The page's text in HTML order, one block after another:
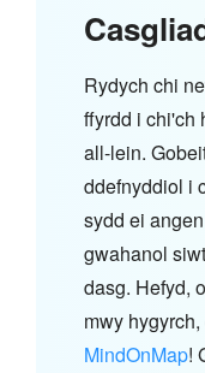
Rydych chi
ffyrdd i chi'ch
all-lein.
ddefnyddiol i
sydd ei
gwahanol
dasg. Hefyd,
mwy
MindOnMap!